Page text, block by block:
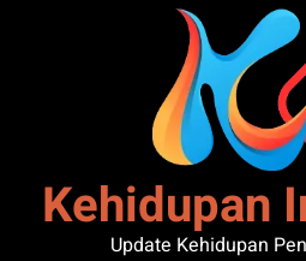
Kehidupan
Update Kehidupan